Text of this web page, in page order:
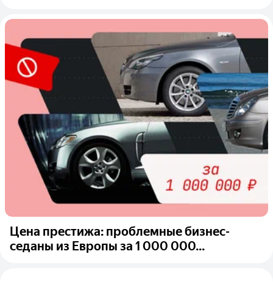
Цена престижа: проблемные бизнес-
седаны из Европы за 1 000 000...